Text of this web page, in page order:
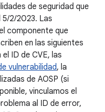
de seguridad que
5/2/2023. Las
componente que
en las siguientes
ID de CVE, las
vulnerabilidad, la
de AOSP (si
vinculamos el
al ID de error,